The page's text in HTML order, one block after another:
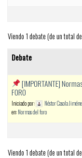
Viendo 1 debate (de un total
Debate
[IMPORTANTE]
FORO
Iniciado por:
Néstor Casola
en:Normas del foro
Viendo 1 debate (de un total